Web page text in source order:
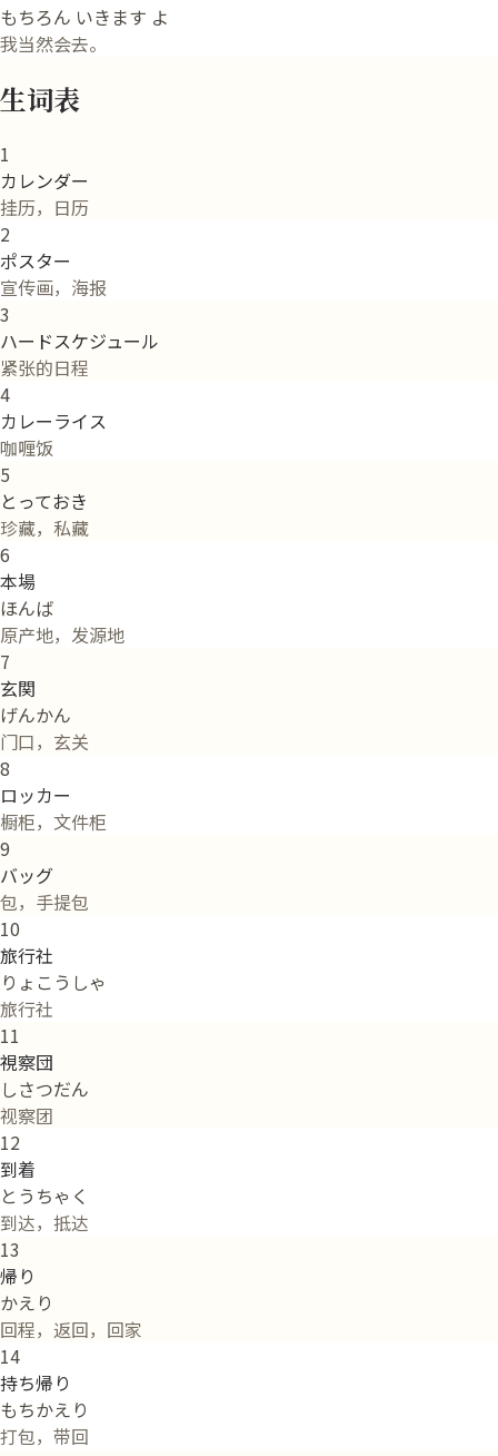
もちろん いきます よ
我当然会去。
生词表
1
カレンダー
挂历，日历
2
ポスター
宣传画，海报
3
ハードスケジュール
紧张的日程
4
カレーライス
咖喱饭
5
とっておき
珍藏，私藏
6
本場
ほんば
原产地，发源地
7
玄関
げんかん
门口，玄关
8
ロッカー
橱柜，文件柜
9
バッグ
包，手提包
10
旅行社
りょこうしゃ
旅行社
11
視察団
しさつだん
视察团
12
到着
とうちゃく
到达，抵达
13
帰り
かえり
回程，返回，回家
14
持ち帰り
もちかえり
打包，带回